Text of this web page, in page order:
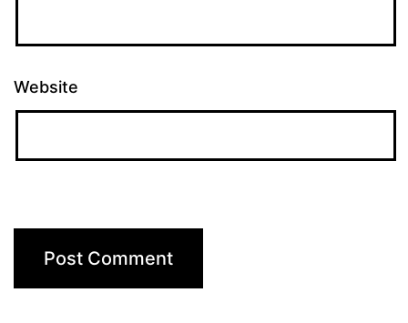
Website